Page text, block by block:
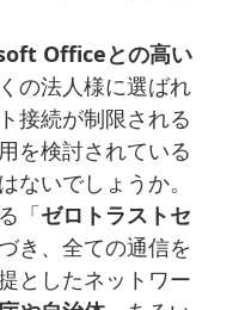
Officeとの高い
の法人様に選ばれ
接続が制限される
を検討されている
ないでしょうか。
「ゼロトラストセ
き、全ての通信を
としたネットワー